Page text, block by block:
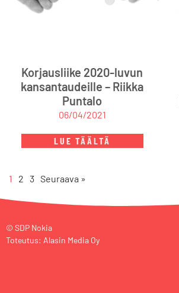
Korjausliike 2020-luvun
kansantaudeille – Riikka
Puntalo
06/04/2021
LUE TÄÄLTÄ
1 2 3 Seuraava »
© SDP Nokia
Toteutus: Alasin Media Oy